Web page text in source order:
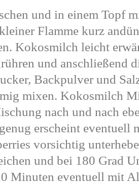
und in einem Topf
Flamme kurz
Kokosmilch leicht
und anschließend
Backpulver und
mixen. Kokosmilch
nach und nach
erscheint eventuell
vorsichtig
und bei 180 Grad
Minuten eventuell mit